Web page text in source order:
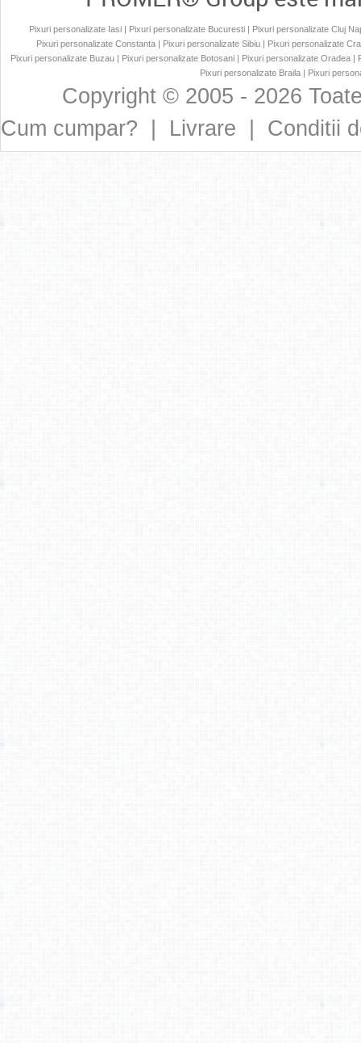
Pixuri personalizate Iasi| Pixuri personalizate Bucuresti| Pixuri personalizate Cluj
Pixuri personalizate Constanta | Pixuri personalizate Sibiu | Pixuri personalizate
Pixuri personalizate Buzau| Pixuri personalizate Botosani| Pixuri personalizate Oradea|
Pixuri personalizate Braila| Pixuri
Copyright © 2005 - 2026
Cum cumpar?
Livrare Conditii